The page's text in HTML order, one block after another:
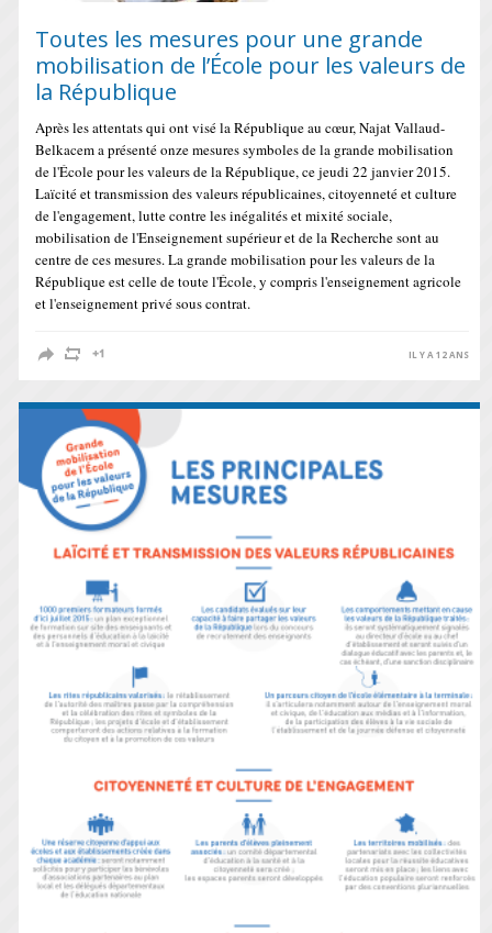
Toutes les mesures pour une grande
mobilisation de l’École pour les valeurs de
la République
Après les attentats qui ont visé la République au cœur, Najat Vallaud-
Belkacem a présenté onze mesures symboles de la grande mobilisation
de l'École pour les valeurs de la République, ce jeudi 22 janvier 2015.
Laïcité et transmission des valeurs républicaines, citoyenneté et culture
de l'engagement, lutte contre les inégalités et mixité sociale,
mobilisation de l'Enseignement supérieur et de la Recherche sont au
centre de ces mesures. La grande mobilisation pour les valeurs de la
République est celle de toute l'École, y compris l'enseignement agricole
et l'enseignement privé sous contrat.
IL Y A 12 ANS